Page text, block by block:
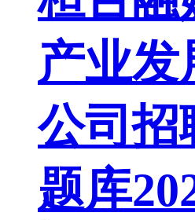
产业发
公司招
题库